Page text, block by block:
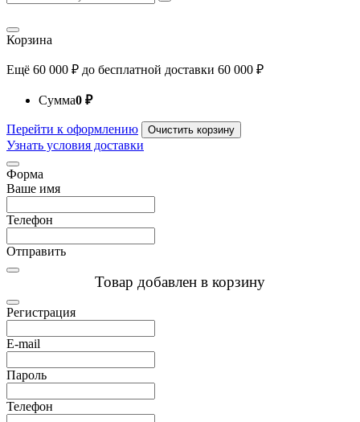
Корзина
Ещё 60 000 ₽ до бесплатной доставки 60 000 ₽
Сумма0 ₽
Перейти к оформлению Очистить корзину
Узнать условия доставки
Форма
Ваше имя
Телефон
Отправить
Товар добавлен в корзину
Регистрация
E-mail
Пароль
Телефон